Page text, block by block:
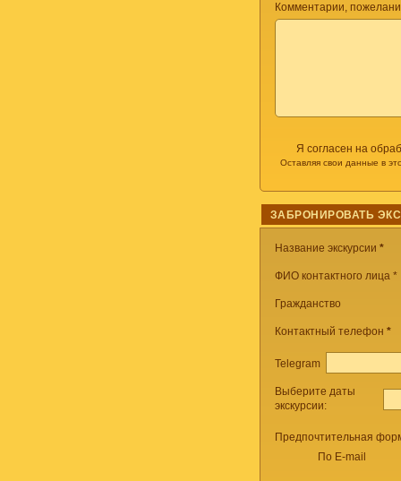
Комментарии,
Я согласен на
Оставляя свои данные в
ЗАБРОНИРОВАТЬ
Название экскурсии *
ФИО контактного лица *
Гражданство
Контактный телефон *
Telegram
Выберите даты
экскурсии:
Предпочтительная
По E-mail